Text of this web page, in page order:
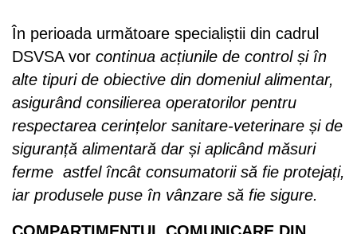
În perioada următoare specialiștii din cadrul
DSVSA vor continua acțiunile de control și în
alte tipuri de obiective din domeniul alimentar,
asigurând consilierea operatorilor pentru
respectarea cerințelor sanitare-veterinare și de
siguranță alimentară dar și aplicând măsuri
ferme astfel încât consumatorii să fie protejați,
iar produsele puse în vânzare să fie sigure.